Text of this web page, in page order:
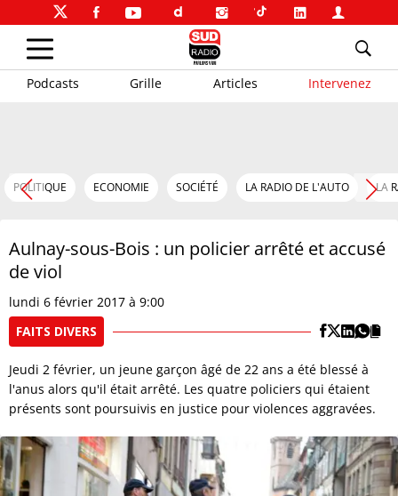
Podcasts Grille Articles Intervenez
POLITIQUE ECONOMIE SOCIÉTÉ LA RADIO DE L'AUTO LA
Aulnay-sous-Bois : un policier arrêté et accusé
de viol
lundi 6 février 2017 à 9:00
FAITS DIVERS
Jeudi 2 février, un jeune garçon âgé de 22 ans a été blessé à
l'anus alors qu'il était arrêté. Les quatre policiers qui étaient
présents sont poursuivis en justice pour violences aggravées.